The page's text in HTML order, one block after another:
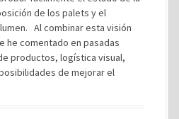
de los palets y el
Al combinar esta visión
he comentado en pasadas
productos, logística visual,
de mejorar el